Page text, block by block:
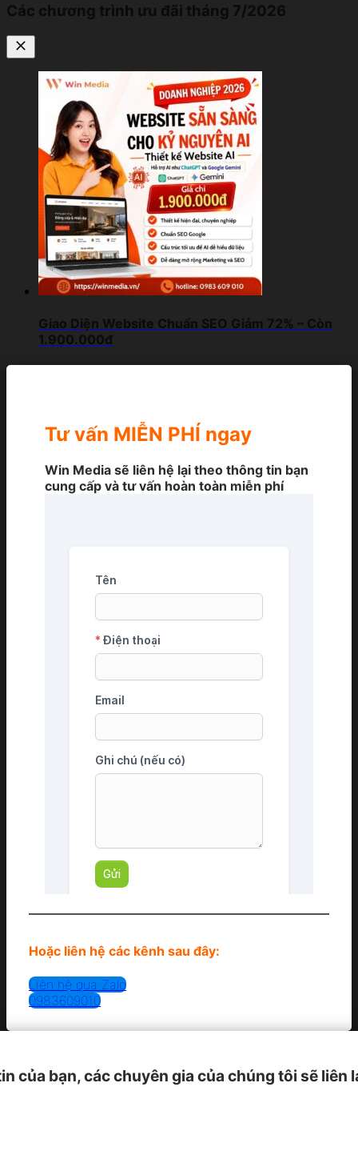
Các chương trình ưu đãi tháng 7/2026
Giao Diện Website Chuẩn SEO Giảm 72% – Còn
1.900.000đ
Tư vấn MIỄN PHÍ ngay
Win Media sẽ liên hệ lại theo thông tin bạn
cung cấp và tư vấn hoàn toàn miễn phí
Hoặc liên hệ các kênh sau đây:
Liên hệ qua Zalo
0983609010
của bạn, các chuyên gia của chúng tôi sẽ liên